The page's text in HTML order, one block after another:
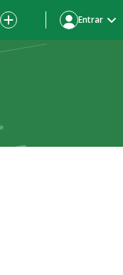
Entrar